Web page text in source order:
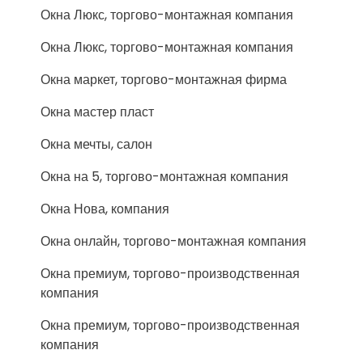
Окна Люкс, торгово-монтажная компания
Окна Люкс, торгово-монтажная компания
Окна маркет, торгово-монтажная фирма
Окна мастер пласт
Окна мечты, салон
Окна на 5, торгово-монтажная компания
Окна Нова, компания
Окна онлайн, торгово-монтажная компания
Окна премиум, торгово-производственная
компания
Окна премиум, торгово-производственная
компания